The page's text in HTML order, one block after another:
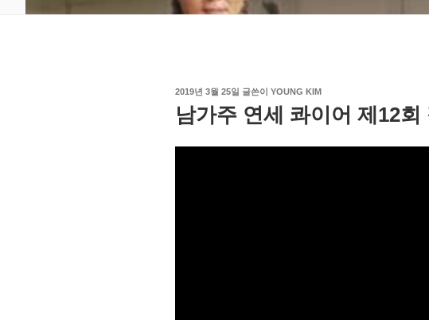
작
일
2019년 3월 25일 글쓴이 YOUNG KIM
남가주 연세 콰이어 제12